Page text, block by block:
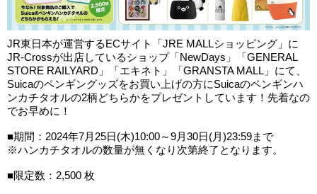
JR東日本が運営するECサイト「JRE MALLショッピング」に
JR-Crossが出店しているショップ「NewDays」「GENERAL
STORE RAILYARD」「エキネト」「GRANSTA MALL」にて、
Suicaのペンギングッズをお買い上げの方にSuicaのペンギンハ
ンカチタオルの2柄どちらかをプレゼントしています！先着なの
でお早めに！
■期間：2024年7月25日(木)10:00～9月30日(月)23:59まで
※ハンカチタオルの数量が無くなり次第終了となります。
■限定数：2,500 枚